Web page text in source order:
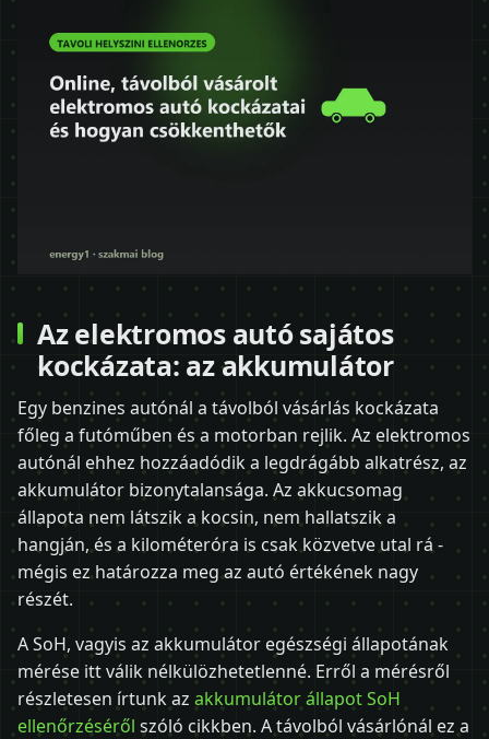
Az elektromos autó sajátos
kockázata: az akkumulátor
Egy benzines autónál a távolból vásárlás kockázata
főleg a futóműben és a motorban rejlik. Az elektromos
autónál ehhez hozzáadódik a legdrágább alkatrész, az
akkumulátor bizonytalansága. Az akkucsomag
állapota nem látszik a kocsin, nem hallatszik a
hangján, és a kilométeróra is csak közvetve utal rá -
mégis ez határozza meg az autó értékének nagy
részét.
A SoH, vagyis az akkumulátor egészségi állapotának
mérése itt válik nélkülözhetetlenné. Erről a mérésről
részletesen írtunk az akkumulátor állapot SoH
ellenőrzéséről szóló cikkben. A távolból vásárlónál ez a